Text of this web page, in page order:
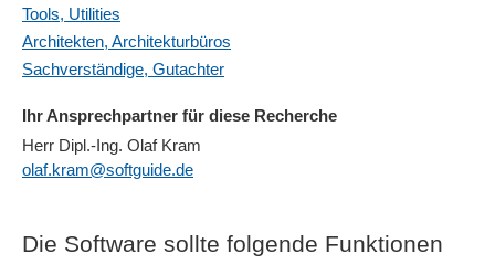
Tools, Utilities
Architekten, Architekturbüros
Sachverständige, Gutachter
Ihr Ansprechpartner für diese Recherche
Herr Dipl.-Ing. Olaf Kram
olaf.kram@softguide.de
Die Software sollte folgende Funktionen